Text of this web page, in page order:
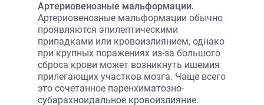
Артериовенозные мальформации.
Артериовенозные мальформации обычно
проявляются эпилептическими
припадками или кровоизлиянием, однако
при крупных поражениях из-за большого
сброса крови может возникнуть ишемия
прилегающих участков мозга. Чаще всего
это сочетанное паренхиматозно-
субарахноидальное кровоизлияние.